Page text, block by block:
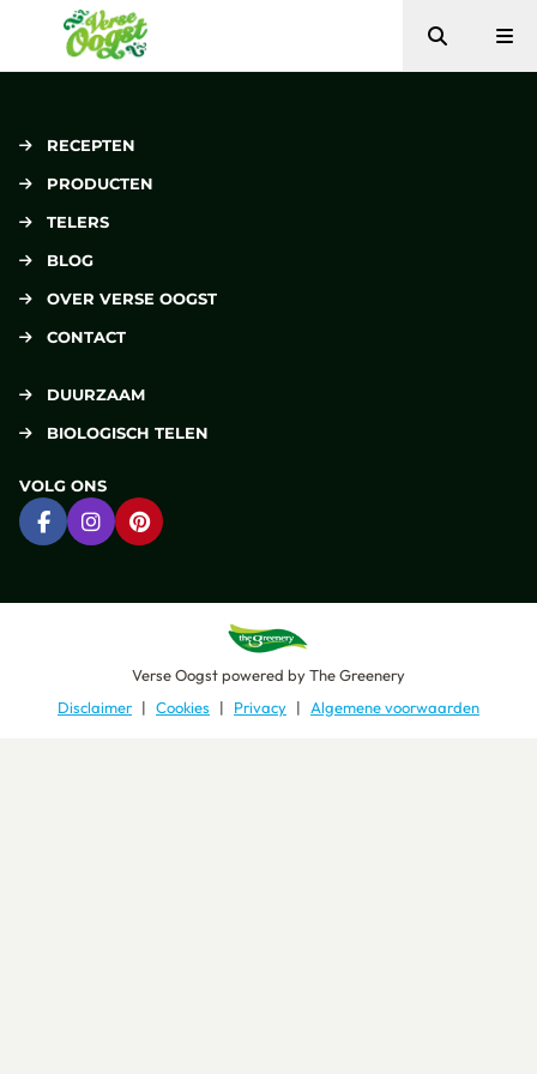
Verse Oogst
Zoeken
RECEPTEN
PRODUCTEN
TELERS
BLOG
OVER VERSE OOGST
CONTACT
DUURZAAM
BIOLOGISCH TELEN
VOLG ONS
Ga naar Facebook
Ga naar Instagram
Ga naar Pinterest
Verse Oogstpowered byThe Greenery
Disclaimer
Cookies Privacy Algemene voorwaarden